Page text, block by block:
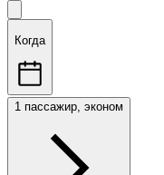
Когда
1 пассажир, эконом